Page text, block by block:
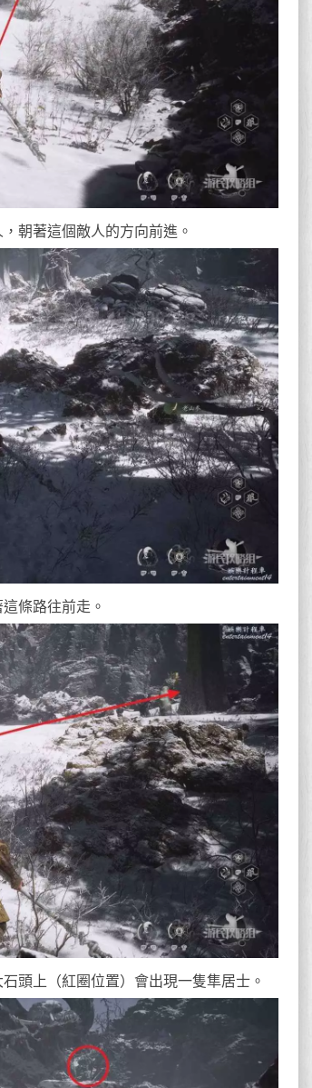
朝著這個敵人的方向前進。
條路往前走。
頭上（紅圈位置）會出現一隻隼居士。